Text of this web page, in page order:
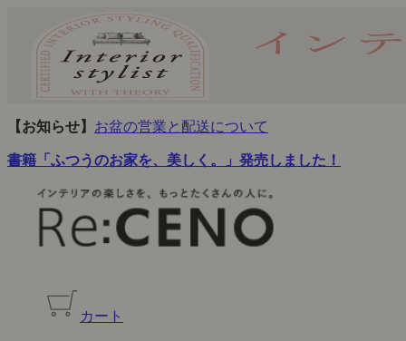
【お知らせ】 お盆の営業と配送について
書籍「ふつうのお家を、美しく。」発売しました！
カート